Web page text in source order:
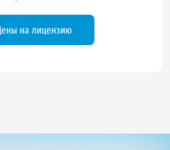
Цены на лицензию